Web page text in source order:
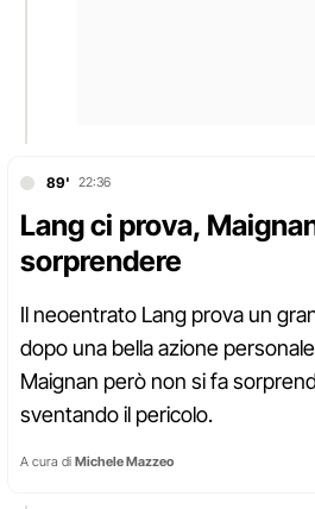
89' 22:36
Lang ci prova,
sorprendere
Il neoentrato Lang prova un
dopo una bella azione
Maignan però non si fa
sventando il pericolo.
A cura di Michele Mazzeo